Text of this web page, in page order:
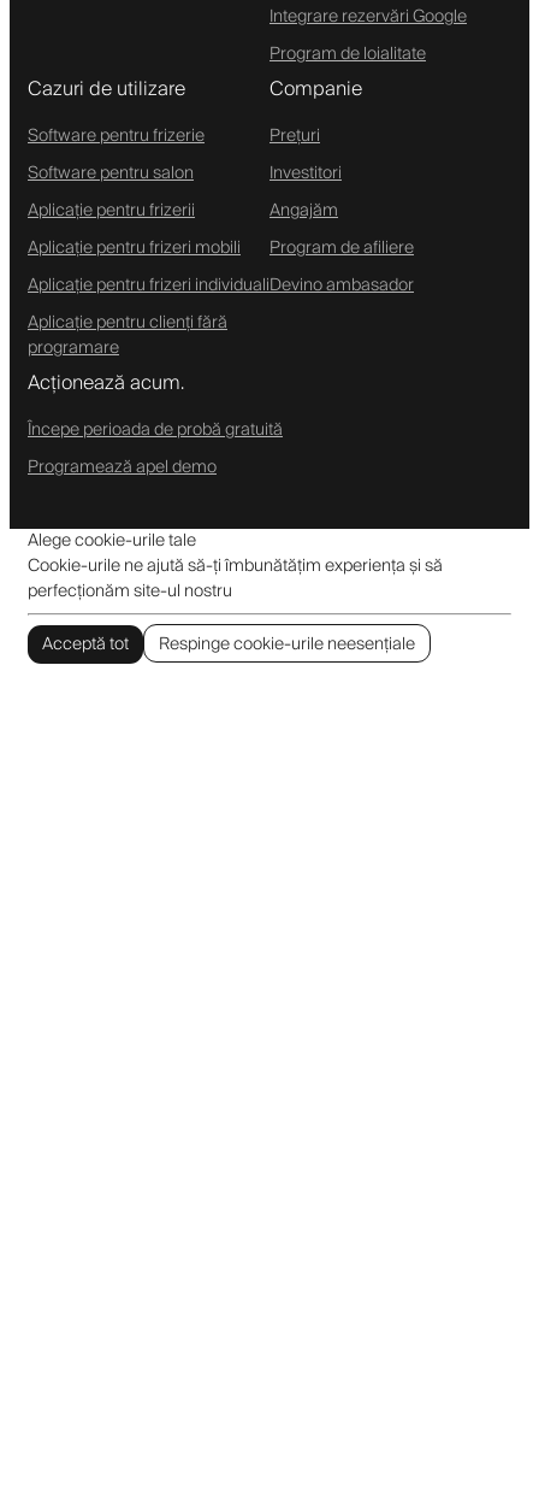
Integrare rezervări Google
Program de loialitate
Cazuri de utilizare
Software pentru frizerie
Software pentru salon
Aplicație pentru frizerii
Aplicație pentru frizeri mobili
Aplicație pentru frizeri individuali
Aplicație pentru clienți fără
programare
Companie
Prețuri
Investitori
Angajăm
Program de afiliere
Devino ambasador
Acționează acum.
Începe perioada de probă gratuită
Programează apel demo
Alege cookie-urile tale
Cookie-urile ne ajută să-ți îmbunătățim experiența și să
perfecționăm site-ul nostru
Acceptă tot
Respinge cookie-urile neesențiale